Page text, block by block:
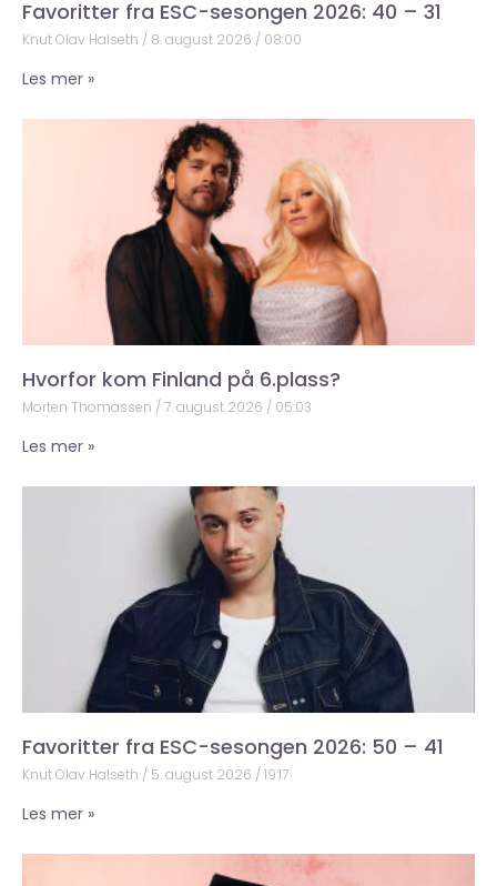
Favoritter fra ESC-sesongen 2026: 40 – 31
Knut Olav Halseth 8. august 2026 08:00
Les mer »
Hvorfor kom Finland på 6.plass?
Morten Thomassen 7. august 2026 05:03
Les mer »
Favoritter fra ESC-sesongen 2026: 50 – 41
Knut Olav Halseth 5. august 2026 19:17
Les mer »